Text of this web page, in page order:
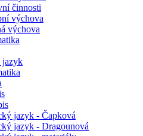
činnosti
výchova
výchova
jazyk
jazyk - Čapková
jazyk - Dragounová